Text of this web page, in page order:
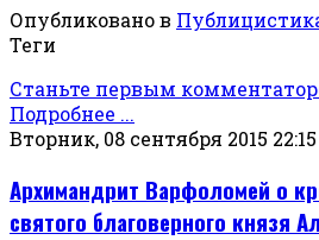
Опубликовано в
Теги
Станьте первым
Подробнее ...
Вторник, 08 сентября 2015 22:15
Архимандрит Варфоломей о
святого благоверного князя